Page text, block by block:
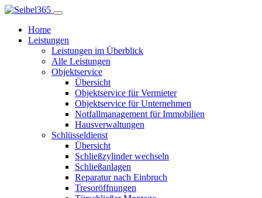
Home
Leistungen
Leistungen im Überblick
Alle Leistungen
Objektservice
Übersicht
Objektservice für Vermieter
Objektservice für Unternehmen
Notfallmanagement für Immobilien
Hausverwaltungen
Schlüsseldienst
Übersicht
Schließzylinder wechseln
Schließanlagen
Reparatur nach Einbruch
Tresoröffnungen